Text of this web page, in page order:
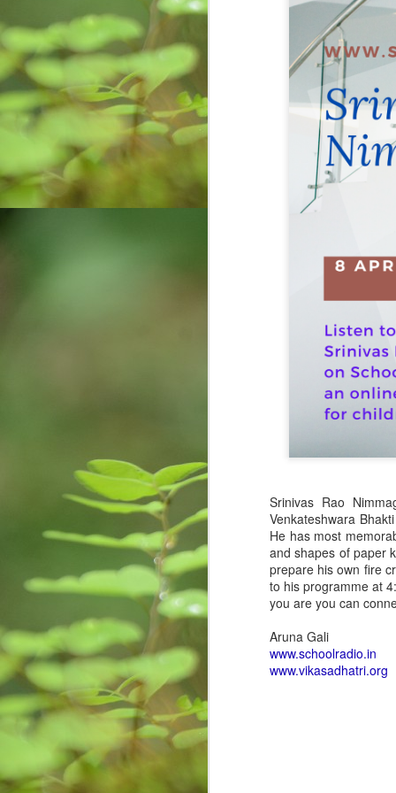
Srinivas Rao
Venkateshwara
He has most
and shapes of paper
prepare his own fire
to his programme at
you are you can
Aruna Gali
www.schoolradio.in
www.vikasadhatri.org
Weaving Memories:
Crafting a Tapestry of
Creativity and Growth
unforgettable memories of my
sanctuary of warmth, laughter, and
a craft that would forever shape
my journey: the art of basket
weaver, introduced me not only to
crafting but also to the essence of
MAY
15
Couple of days back, I received
in a melancholy. I was Speechless!
National Crime Records Bureau-